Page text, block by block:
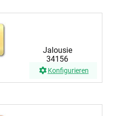
Jalousie
34156
Konfigurieren